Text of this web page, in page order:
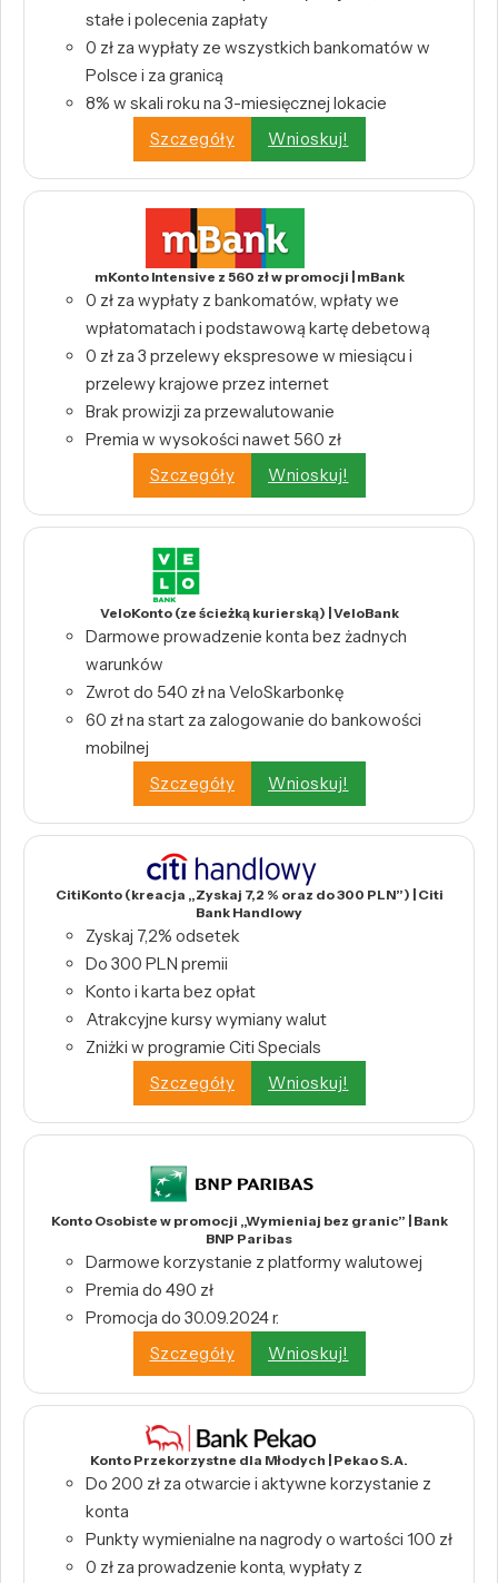
stałe i polecenia zapłaty
0 zł za wypłaty ze wszystkich bankomatów w
Polsce i za granicą
8% w skali roku na 3-miesięcznej lokacie
Szczegóły
Wnioskuj!
mKonto Intensive z 560 zł w promocji | mBank
0 zł za wypłaty z bankomatów, wpłaty we
wpłatomatach i podstawową kartę debetową
0 zł za 3 przelewy ekspresowe w miesiącu i
przelewy krajowe przez internet
Brak prowizji za przewalutowanie
Premia w wysokości nawet 560 zł
Szczegóły
Wnioskuj!
VeloKonto (ze ścieżką kurierską) | VeloBank
Darmowe prowadzenie konta bez żadnych
warunków
Zwrot do 540 zł na VeloSkarbonkę
60 zł na start za zalogowanie do bankowości
mobilnej
Szczegóły
Wnioskuj!
CitiKonto (kreacja „Zyskaj 7,2 % oraz do 300 PLN”) | Citi
Bank Handlowy
Zyskaj 7,2% odsetek
Do 300 PLN premii
Konto i karta bez opłat
Atrakcyjne kursy wymiany walut
Zniżki w programie Citi Specials
Szczegóły
Wnioskuj!
Konto Osobiste w promocji „Wymieniaj bez granic” | Bank
BNP Paribas
Darmowe korzystanie z platformy walutowej
Premia do 490 zł
Promocja do 30.09.2024 r.
Szczegóły
Wnioskuj!
Konto Przekorzystne dla Młodych | Pekao S.A.
Do 200 zł za otwarcie i aktywne korzystanie z
konta
Punkty wymienialne na nagrody o wartości 100 zł
0 zł za prowadzenie konta, wypłaty z